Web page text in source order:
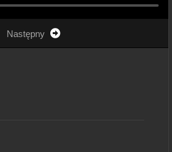
Następny